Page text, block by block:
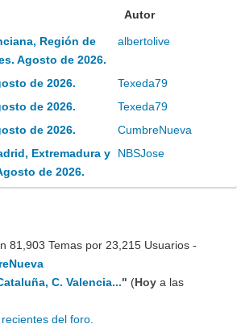
Autor
Región de
Agosto de 2026.
albertolive
de 2026.
Texeda79
de 2026.
Texeda79
de 2026.
CumbreNueva
Extremadura y
de 2026.
NBSJose
81,903 Temas por 23,215 Usuarios -
C. Valencia..." (Hoy a las
del foro.